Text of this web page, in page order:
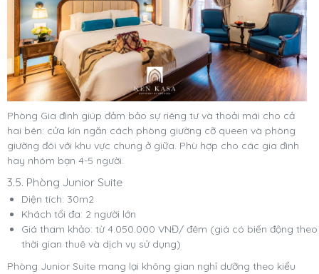
Phòng Gia đình giúp đảm bảo sự riêng tư và thoải mái cho cả
hai bên: cửa kín ngăn cách phòng giường cỡ queen và phòng
giường đôi với khu vực chung ở giữa. Phù hợp cho các gia đình
hay nhóm bạn 4-5 người.
3.5. Phòng Junior Suite
Diện tích: 30m2
Khách tối đa: 2 người lớn
Giá tham khảo: từ 4.050.000 VNĐ/ đêm (giá có biến động theo
thời gian thuê và dịch vụ sử dụng)
Phòng Junior Suite mang lại không gian nghỉ dưỡng theo kiểu